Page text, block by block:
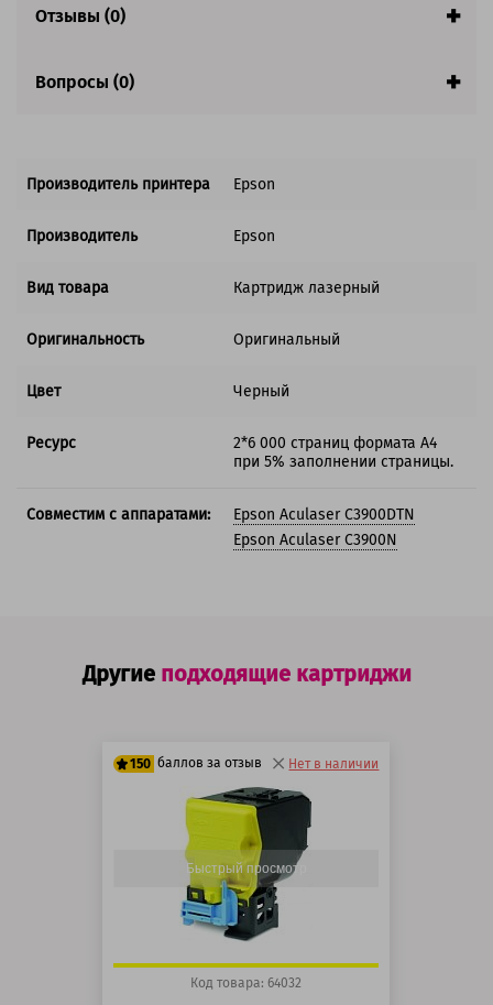
Отзывы (0)
Вопросы (0)
Производитель принтера Epson
Производитель Epson
Вид товара Картридж лазерный
Оригинальность Оригинальный
Цвет Черный
Ресурс
2*6 000 страниц формата А4
при 5% заполнении страницы.
Совместим с аппаратами:
Epson Aculaser C3900DTN
Epson Aculaser C3900N
Другие подходящие картриджи
150 баллов за отзыв
125 баллов
150 баллов
Нет в наличии
Быстрый просмотр
Код товара: 64032